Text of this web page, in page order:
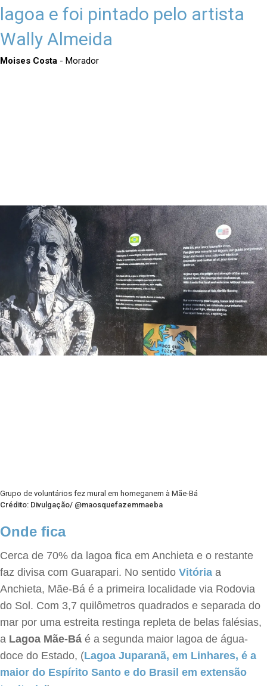
lagoa e foi pintado pelo artista
Wally Almeida
Moises Costa - Morador
Grupo de voluntários fez mural em homeganem à Mãe-Bá
Crédito: Divulgação/ @maosquefazemmaeba
Onde fica
Cerca de 70% da lagoa fica em Anchieta e o restante
faz divisa com Guarapari. No sentido Vitória a
Anchieta, Mãe-Bá é a primeira localidade via Rodovia
do Sol. Com 3,7 quilômetros quadrados e separada do
mar por uma estreita restinga repleta de belas falésias,
a Lagoa Mãe-Bá é a segunda maior lagoa de água-
doce do Estado, (Lagoa Juparanã, em Linhares, é a
maior do Espírito Santo e do Brasil em extensão